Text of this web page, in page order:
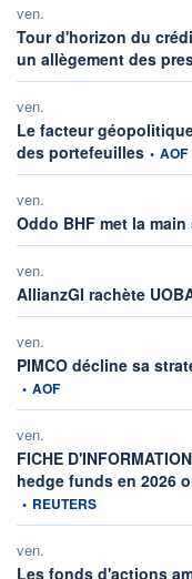
ven.
Tour d'horizon du
un allègement des
ven.
Le facteur
des portefeuilles • AOF
ven.
Oddo BHF met la
ven.
AllianzGI rachète
ven.
PIMCO décline sa
• AOF
ven.
FICHE
hedge funds en 2026
• REUTERS
ven.
Les fonds d'actions